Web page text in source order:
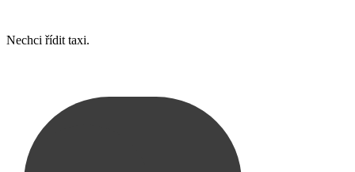
Nechci řídit taxi.